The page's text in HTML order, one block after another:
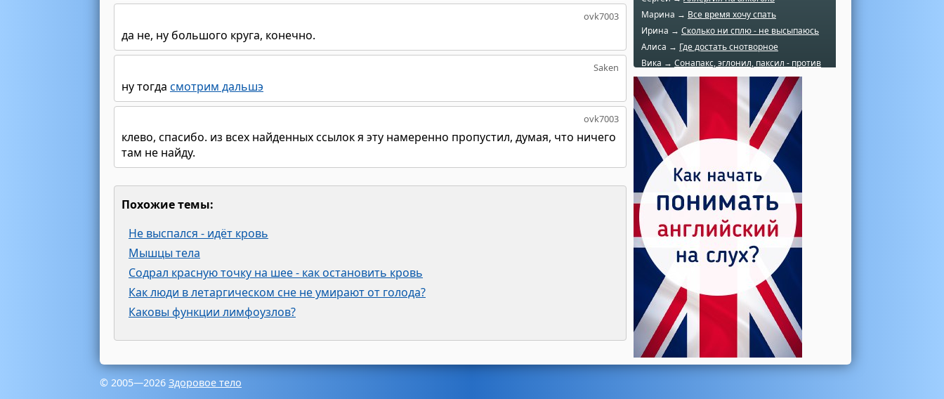
ovk7003
да не, ну большого круга, конечно.
Saken
ну тогда смотрим дальшэ
ovk7003
клево, спасибо. из всех найденных ссылок я эту намеренно пропустил, думая, что ничего
там не найду.
Похожие темы:
Не выспался - идёт кровь
Мышцы тела
Содрал красную точку на шее - как остановить кровь
Как люди в летаргическом сне не умирают от голода?
Каковы функции лимфоузлов?
Марина → Все время хочу спать
Ирина → Сколько ни сплю - не высыпаюсь
Алиса → Где достать снотворное
Вика → Сонапакс, эглонил, паксил - против
чего?
Катерина →
Боль в колене при нагрузке
Алла →Болят коленные суставы
Паша Щ. →
Боль в коленной чашечке
Ульяна Ф. →Болят и хрустят колени
Артемов Иван →
Болит и опухло колено
Чернов Игорь →Болят суставы при занятиях
спортом
© 2005—2026 Здоровое тело